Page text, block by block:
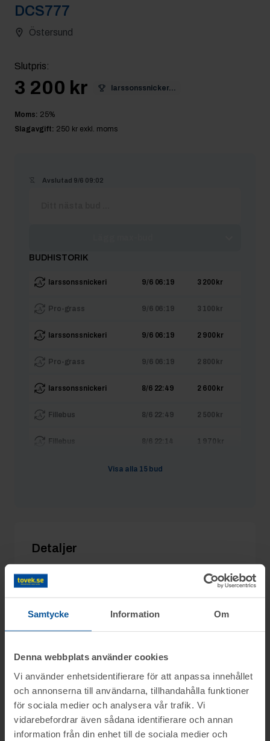
Samtycke Information Om
Denna webbplats använder cookies
Vi använder enhetsidentifierare för att anpassa innehållet
och annonserna till användarna, tillhandahålla funktioner
för sociala medier och analysera vår trafik. Vi
vidarebefordrar även sådana identifierare och annan
information från din enhet till de sociala medier och
DCS777
Östersund
Slutpris:
3 200 kr larssonssnicker...
Moms: 25%
Slagavgift: 250 kr exkl. moms
Avslutad 9/6 09:02
BUDHISTORIK
larssonssnickeri 9/6 06:19 3 200 kr
Pro-grass 9/6 06:19 3 100 kr
larssonssnickeri 9/6 06:19 2 900 kr
Pro-grass 9/6 06:19 2 800 kr
larssonssnickeri 8/6 22:49 2 600 kr
Fillebus 8/6 22:49 2 500 kr
Fillebus 8/6 22:14 1 970 kr
8/6 22:14
Visa alla 15bud
Detaljer
Utgångspris:
Moms: 25% tillkommer
Slagavgift:
exkl. moms
Information
På uppdrag av konkursförvaltare Emil
Kristoffersson Advokatbyrån Kaiding KB
Frågor